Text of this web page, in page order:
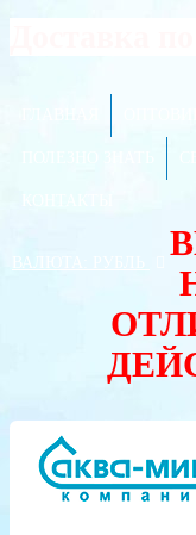
ВАЛЮТА: